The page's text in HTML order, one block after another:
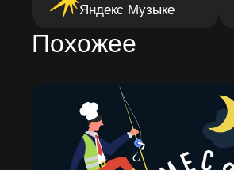
Яндекс Музыке
Похожее